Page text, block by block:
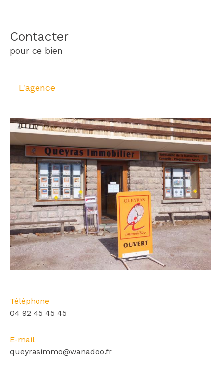
Contacter
pour ce bien
L'agence
Téléphone
04 92 45 45 45
E-mail
queyrasimmo@wanadoo.fr